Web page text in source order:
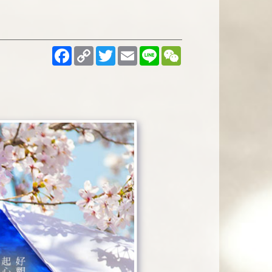
Facebook
Copy
Link
TwitterEmailLine